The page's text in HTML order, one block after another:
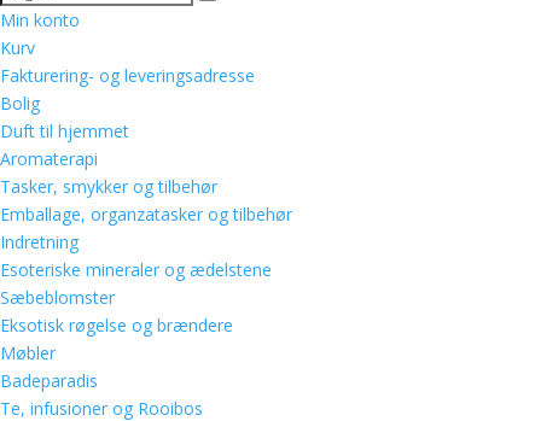
Min konto
Kurv
Fakturering- og leveringsadresse
Bolig
Duft til hjemmet
Aromaterapi
Tasker, smykker og tilbehør
Emballage, organzatasker og tilbehør
Indretning
Esoteriske mineraler og ædelstene
Sæbeblomster
Eksotisk røgelse og brændere
Møbler
Badeparadis
Te, infusioner og Rooibos